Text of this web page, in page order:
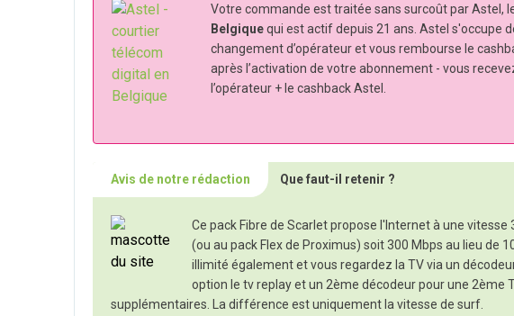
Votre commande est traitée sans surcoût par Astel,
Belgiquequi est actif depuis 21 ans. Astel s'occupe
changement d’opérateur et vous rembourse le
après l’activation de votre abonnement - vous
l’opérateur + le cashback Astel.
Avis de notre rédaction Que faut-il retenir ?
Ce pack Fibre de Scarlet propose l'Internet à une
(ou au pack Flex de Proximus) soit 300 Mbps au lieu de
illimité également et vous regardez la TV via un
option le tv replay et un 2ème décodeur pour une 2ème
supplémentaires. La différence est uniquement la vitesse de surf.